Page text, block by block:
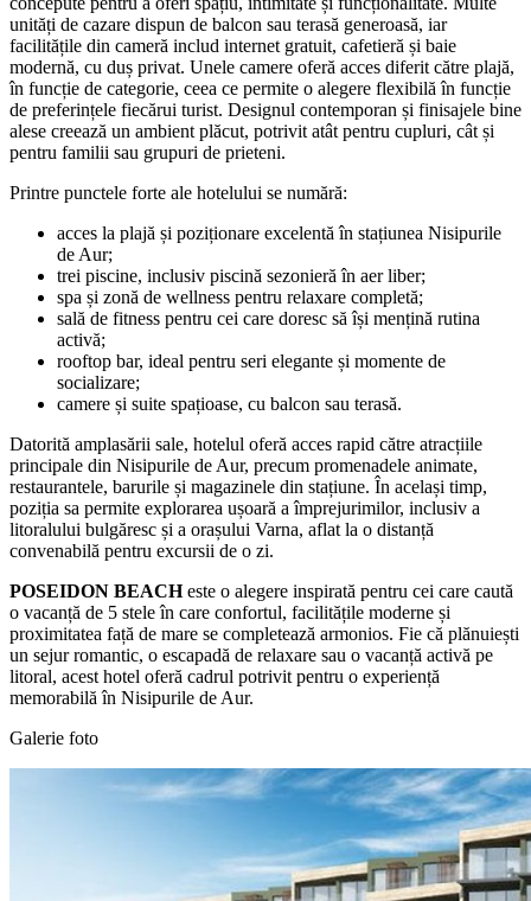
unități de cazare dispun de balcon sau terasă generoasă, iar
facilitățile din cameră includ internet gratuit, cafetieră și baie
modernă, cu duș privat. Unele camere oferă acces diferit către plajă,
în funcție de categorie, ceea ce permite o alegere flexibilă în funcție
de preferințele fiecărui turist. Designul contemporan și finisajele bine
alese creează un ambient plăcut, potrivit atât pentru cupluri, cât și
pentru familii sau grupuri de prieteni.
Printre punctele forte ale hotelului se numără:
acces la plajă și poziționare excelentă în stațiunea Nisipurile
de Aur;
trei piscine, inclusiv piscină sezonieră în aer liber;
spa și zonă de wellness pentru relaxare completă;
sală de fitness pentru cei care doresc să își mențină rutina
activă;
rooftop bar, ideal pentru seri elegante și momente de
socializare;
camere și suite spațioase, cu balcon sau terasă.
Datorită amplasării sale, hotelul oferă acces rapid către atracțiile
principale din Nisipurile de Aur, precum promenadele animate,
restaurantele, barurile și magazinele din stațiune. În același timp,
poziția sa permite explorarea ușoară a împrejurimilor, inclusiv a
litoralului bulgăresc și a orașului Varna, aflat la o distanță
convenabilă pentru excursii de o zi.
POSEIDON BEACHeste o alegere inspirată pentru cei care caută
o vacanță de 5 stele în care confortul, facilitățile moderne și
proximitatea față de mare se completează armonios. Fie că plănuiești
un sejur romantic, o escapadă de relaxare sau o vacanță activă pe
litoral, acest hotel oferă cadrul potrivit pentru o experiență
memorabilă în Nisipurile de Aur.
Galerie foto